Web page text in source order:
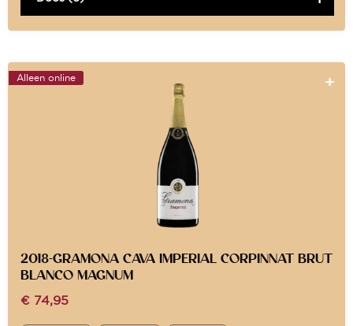
Alleen online
2018-GRAMONA CAVA IMPERIAL CORPINNAT BRUT
BLANCO MAGNUM
€ 74,95